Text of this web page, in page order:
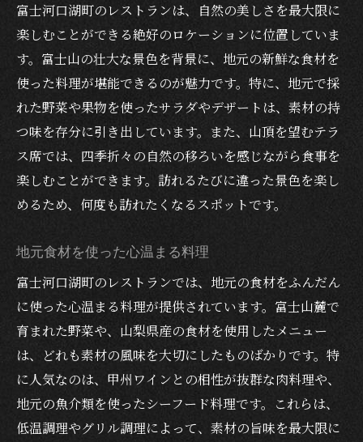
レストラン
山梨の恵みを堪能できる絶品料理
地元農家から直送された新鮮野菜
甲州牛を使った贅沢な一皿
魚介料理の隠れた名店
地元の味を楽しむデザート特集
四季折々の料理で季節を感じる
富士山観光の締めくくりにぴったり贅沢ディナ
特別な日のための上質なレストラン
富士山のシルエットを眺めながらのディナ
ー
地元ワインとのマリアージュを楽しむ
豪華なコースメニューで贅沢なひととき
ロマンチックな夜景が楽しめるスポット
記念日を彩るおしゃれな空間
富士河口湖町のレストランは、自然の美しさを最大限に
楽しむことができる絶好のロケーションに位置していま
す。富士山の壮大な景色を背景に、地元の新鮮な食材を
使った料理が堪能できるのが魅力です。特に、地元で採
れた野菜や果物を使ったサラダやデザートは、素材の持
つ味を存分に引き出しています。また、山頂を望むテラ
ス席では、四季折々の自然の移ろいを感じながら食事を
楽しむことができます。訪れるたびに違った景色を楽し
めるため、何度も訪れたくなるスポットです。
地元食材を使った心温まる料理
富士河口湖町のレストランでは、地元の食材をふんだん
に使った心温まる料理が提供されています。富士山麓で
育まれた野菜や、山梨県産の食材を使用したメニュー
は、どれも素材の風味を大切にしたものばかりです。特
に人気なのは、甲州ワインとの相性が抜群な肉料理や、
地元の魚介類を使ったシーフード料理です。これらは、
低温調理やグリル調理によって、素材の旨味を最大限に